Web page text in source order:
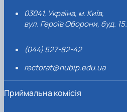
03041, Україна, м. Київ,
вул. Героїв Оборони, буд. 15.
(044) 527-82-42
rectorat@nubip.edu.ua
Приймальна комісія